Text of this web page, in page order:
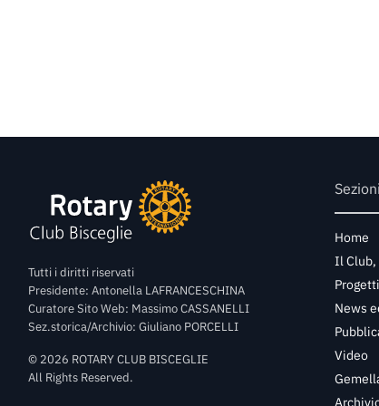
Tutti i diritti riservati
Presidente: Antonella LAFRANCESCHINA
Curatore Sito Web: Massimo CASSANELLI
Sez.storica/Archivio: Giuliano PORCELLI
© 2026 ROTARY CLUB BISCEGLIE
All Rights Reserved.
Sezioni
Home
Il Club,
News
Video